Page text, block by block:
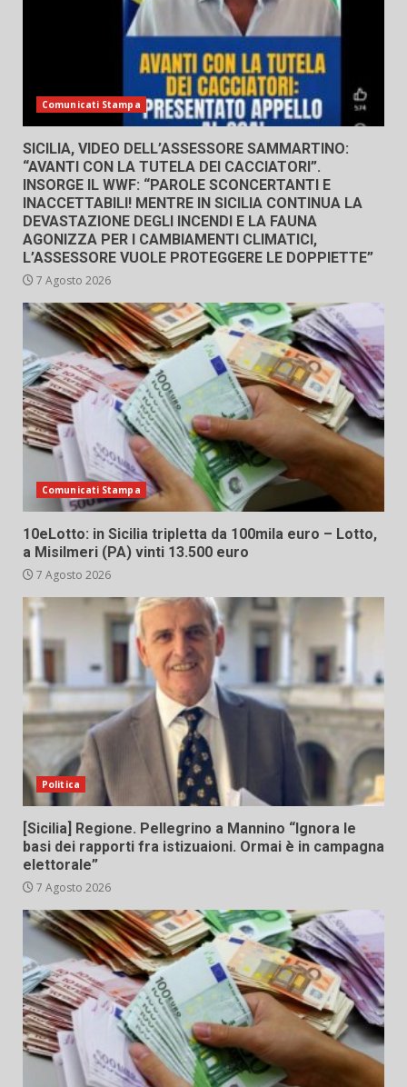
Comunicati Stampa
SICILIA, VIDEO DELL’ASSESSORE SAMMARTINO:
“AVANTI CON LA TUTELA DEI CACCIATORI”.
INSORGE IL WWF: “PAROLE SCONCERTANTI E
INACCETTABILI! MENTRE IN SICILIA CONTINUA LA
DEVASTAZIONE DEGLI INCENDI E LA FAUNA
AGONIZZA PER I CAMBIAMENTI CLIMATICI,
L’ASSESSORE VUOLE PROTEGGERE LE DOPPIETTE”
7 Agosto 2026
Comunicati Stampa
10eLotto: in Sicilia tripletta da 100mila euro – Lotto,
a Misilmeri (PA) vinti 13.500 euro
7 Agosto 2026
Politica
[Sicilia] Regione. Pellegrino a Mannino “Ignora le
basi dei rapporti fra istizuaioni. Ormai è in campagna
elettorale”
7 Agosto 2026